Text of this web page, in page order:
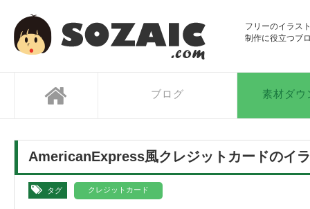
フリーのイラス
制作に役立つブ
ブログ 素材ダウ
AmericanExpress風クレジットカードのイ
タグ クレジットカード